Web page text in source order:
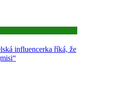
influencerka říká, že